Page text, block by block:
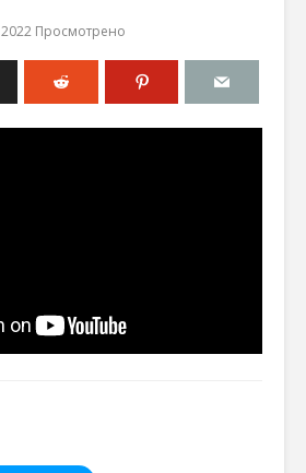
2022 Просмотрено